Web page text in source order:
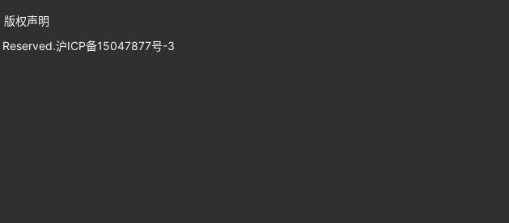
版权声明
沪ICP备15047877号-3